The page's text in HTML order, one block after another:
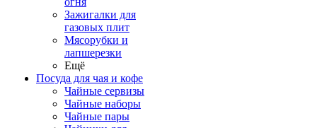
Зажигалки для
газовых плит
Мясорубки и
лапшерезки
Ещё
Посуда для чая и кофе
Чайные сервизы
Чайные наборы
Чайные пары